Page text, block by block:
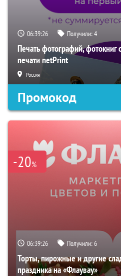
06:39:25 Получили:4
Печать фотографий, фотокниг
печати netPrint
Россия
Промокод
-20%
06:39:25 Получили:6
Торты, пирожные и другие
праздника на «Флаувау»